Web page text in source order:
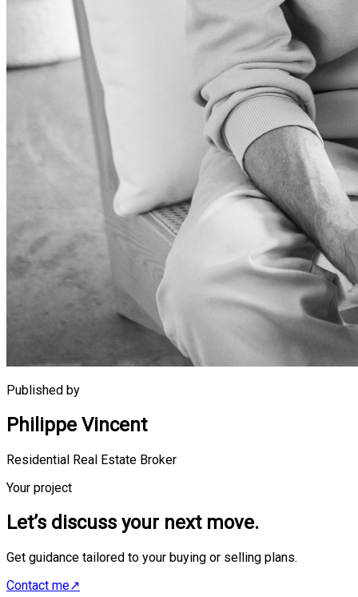
Published by
Philippe Vincent
Residential Real Estate Broker
Your project
Let’s discuss your next move.
Get guidance tailored to your buying or selling plans.
Contact me↗